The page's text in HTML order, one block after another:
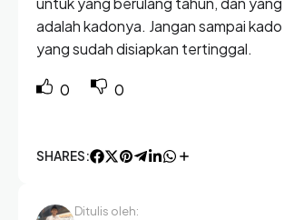
adalah kadonya. Jangan sampai
yang sudah disiapkan tertinggal.
0 0
SHARES:
Ditulis oleh: